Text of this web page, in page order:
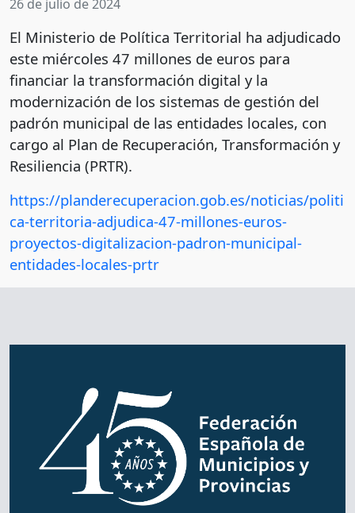
26 de julio de 2024
El Ministerio de Política Territorial ha adjudicado
este miércoles 47 millones de euros para
financiar la transformación digital y la
modernización de los sistemas de gestión del
padrón municipal de las entidades locales, con
cargo al Plan de Recuperación, Transformación y
Resiliencia (PRTR).
https://planderecuperacion.gob.es/noticias/politi
ca-territoria-adjudica-47-millones-euros-
proyectos-digitalizacion-padron-municipal-
entidades-locales-prtr